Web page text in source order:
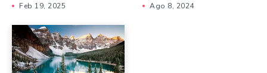
Feb 19, 2025 Ago 8, 2024